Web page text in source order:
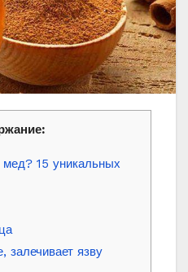
15 уникальных
залечивает язву